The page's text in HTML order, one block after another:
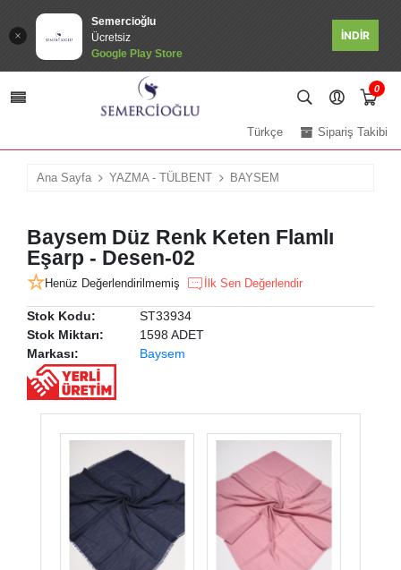
Semercioğlu
Ücretsiz
Google Play Store
İNDİR
0
Sipariş Takibi
Türkçe
Ana Sayfa YAZMA - TÜLBENT BAYSEM
Baysem Düz Renk Keten Flamlı
Eşarp - Desen-02
Henüz Değerlendirilmemiş İlk Sen Değerlendir
Stok Kodu:
ST33934
Stok Miktarı:
1598 ADET
Markası:
Baysem